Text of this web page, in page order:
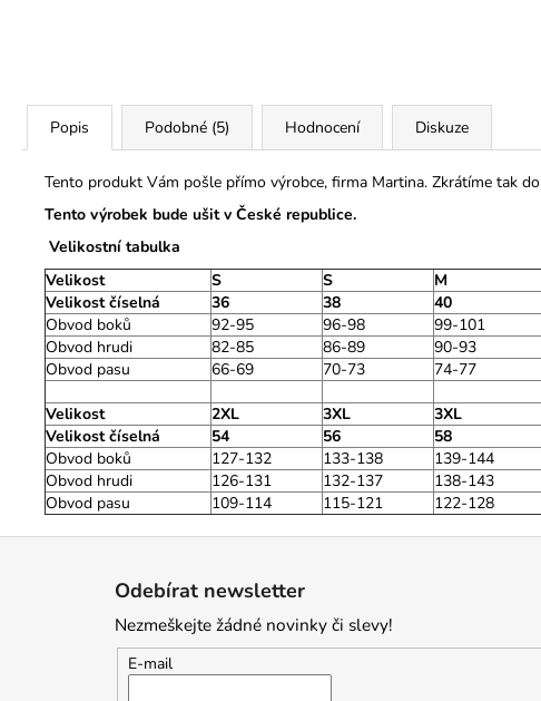
Popis Podobné (5) Hodnocení Diskuze
Tento produkt Vám pošle přímo výrobce, firma Martina. Zkrátíme tak
Tento výrobek bude ušit v České republice.
Velikostní tabulka
Velikost
S S M
Velikost číselná
36 38 40
Obvod boků
92-95 96-98 99-101
Obvod hrudi
82-85 86-89 90-93
Obvod pasu
66-69 70-73 74-77
Velikost 2XL 3XL 3XL
Velikost číselná
54 56 58
Obvod boků
127-132 133-138 139-144
Obvod hrudi
126-131 132-137 138-143
Obvod pasu
109-114 115-121 122-128
Odebírat newsletter
Nezmeškejte žádné novinky či slevy!
E-mail